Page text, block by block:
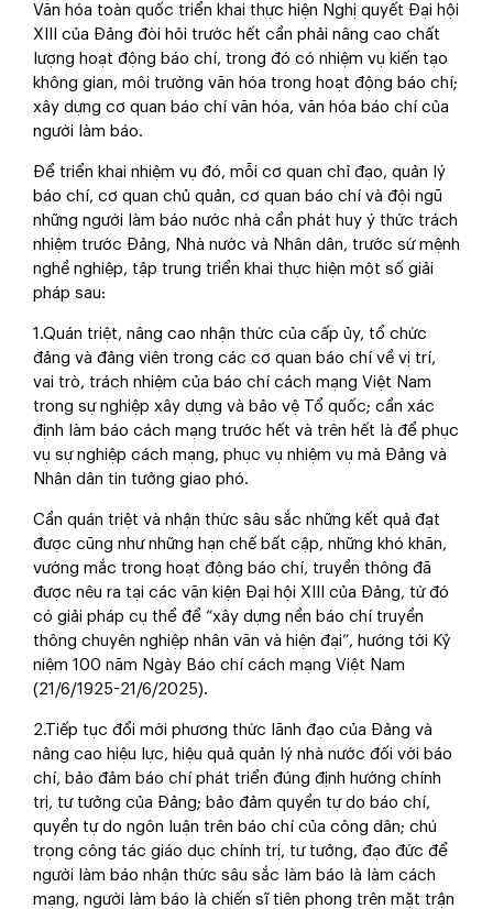
Văn hóa toàn quốc triển khai thực hiện Nghị quyết Đại hội
XIII của Đảng đòi hỏi trước hết cần phải nâng cao chất
lượng hoạt động báo chí, trong đó có nhiệm vụ kiến tạo
không gian, môi trường văn hóa trong hoạt động báo chí;
xây dựng cơ quan báo chí văn hóa, văn hóa báo chí của
người làm báo.
Để triển khai nhiệm vụ đó, mỗi cơ quan chỉ đạo, quản lý
báo chí, cơ quan chủ quản, cơ quan báo chí và đội ngũ
những người làm báo nước nhà cần phát huy ý thức trách
nhiệm trước Đảng, Nhà nước và Nhân dân, trước sứ mệnh
nghề nghiệp, tập trung triển khai thực hiện một số giải
pháp sau:
1.Quán triệt, nâng cao nhận thức của cấp ủy, tổ chức
đảng và đảng viên trong các cơ quan báo chí về vị trí,
vai trò, trách nhiệm của báo chí cách mạng Việt Nam
trong sự nghiệp xây dựng và bảo vệ Tổ quốc; cần xác
định làm báo cách mạng trước hết và trên hết là để phục
vụ sự nghiệp cách mạng, phục vụ nhiệm vụ mà Đảng và
Nhân dân tin tưởng giao phó.
Cần quán triệt và nhận thức sâu sắc những kết quả đạt
được cũng như những hạn chế bất cập, những khó khăn,
vướng mắc trong hoạt động báo chí, truyền thông đã
được nêu ra tại các văn kiện Đại hội XIII của Đảng, từ đó
có giải pháp cụ thể để “xây dựng nền báo chí truyền
thông chuyên nghiệp nhân văn và hiện đại”, hướng tới Kỷ
niệm 100 năm Ngày Báo chí cách mạng Việt Nam
(21/6/1925-21/6/2025).
2.Tiếp tục đổi mới phương thức lãnh đạo của Đảng và
nâng cao hiệu lực, hiệu quả quản lý nhà nước đối với báo
chí, bảo đảm báo chí phát triển đúng định hướng chính
trị, tư tưởng của Đảng; bảo đảm quyền tự do báo chí,
quyền tự do ngôn luận trên báo chí của công dân; chú
trọng công tác giáo dục chính trị, tư tưởng, đạo đức để
người làm báo nhận thức sâu sắc làm báo là làm cách
mạng, người làm báo là chiến sĩ tiên phong trên mặt trận